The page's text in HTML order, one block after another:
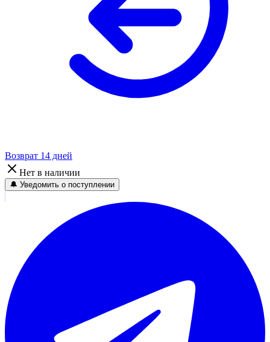
Возврат 14 дней
Нет в наличии
🔔 Уведомить о поступлении